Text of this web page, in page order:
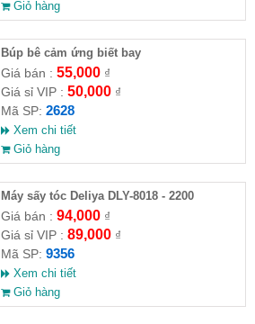
Giỏ hàng
​Búp bê cảm ứng biết bay
Giá bán : 55,000₫
Giá sỉ VIP : 50,000₫
Mã SP: 2628
Xem chi tiết
Giỏ hàng
Máy sấy tóc Deliya DLY-8018 - 2200
Giá bán : 94,000₫
Giá sỉ VIP : 89,000₫
Mã SP: 9356
Xem chi tiết
Giỏ hàng